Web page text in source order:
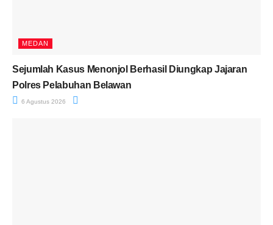
MEDAN
Sejumlah Kasus Menonjol Berhasil Diungkap Jajaran
Polres Pelabuhan Belawan
6 Agustus 2026